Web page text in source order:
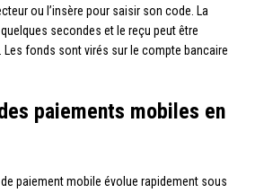
ou l’insère pour saisir son code. La
secondes et le reçu peut être
Les fonds sont virés sur le compte bancaire
paiements mobiles en
paiement mobile évolue rapidement sous